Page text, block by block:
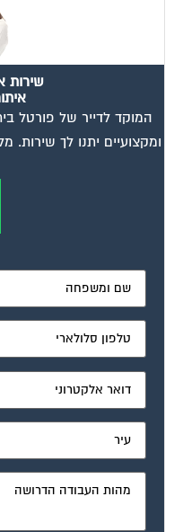
שירות
המוקד לדייר של פורטל
ומקצועיים יתנו לך